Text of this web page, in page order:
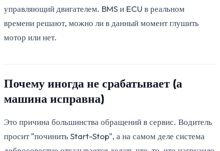
управляющий двигателем. BMS и ECU в реальном
времени решают, можно ли в данный момент глушить
мотор или нет.
Почему иногда не срабатывает (а
машина исправна)
Это причина большинства обращений в сервис. Водитель
просит "починить Start-Stop", а на самом деле система